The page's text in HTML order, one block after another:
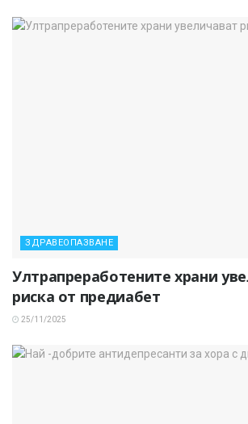
ЗДРАВЕОПАЗВАНЕ
Ултрапреработените храни
риска от предиабет
25/11/2025